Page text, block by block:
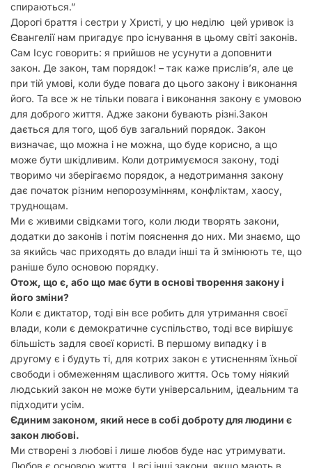
спираються.”
Дорогі браття і сестри у Христі, у цю неділю цей уривок із
Євангелії нам пригадує про існування в цьому світі законів.
Сам Ісус говорить: я прийшов не усунути а доповнити
закон. Де закон, там порядок! – так каже прислів’я, але це
при тій умові, коли буде повага до цього закону і виконання
його. Та все ж не тільки повага і виконання закону є умовою
для доброго життя. Адже закони бувають різні.Закон
дається для того, щоб був загальний порядок. Закон
визначає, що можна і не можна, що буде корисно, а що
може бути шкідливим. Коли дотримуємося закону, тоді
творимо чи зберігаємо порядок, а недотримання закону
дає початок різним непорозумінням, конфліктам, хаосу,
труднощам.
Ми є живими свідками того, коли люди творять закони,
додатки до законів і потім пояснення до них. Ми знаємо, що
за якийсь час приходять до влади інші та й змінюють те, що
раніше було основою порядку.
Отож, що є, або що має бути в основі творення закону і
його зміни?
Коли є диктатор, тоді він все робить для утримання своєї
влади, коли є демократичне суспільство, тоді все вирішує
більшість задля своєї користі. В першому випадку і в
другому є і будуть ті, для котрих закон є утисненням їхньої
свободи і обмеженням щасливого життя. Ось тому ніякий
людський закон не може бути універсальним, ідеальним та
підходити усім.
Єдиним законом, який несе в собі доброту для людини є
закон любові.
Ми створені з любові і лише любов буде нас утримувати.
Любов є основою життя. І всі інші закони, якщо мають в